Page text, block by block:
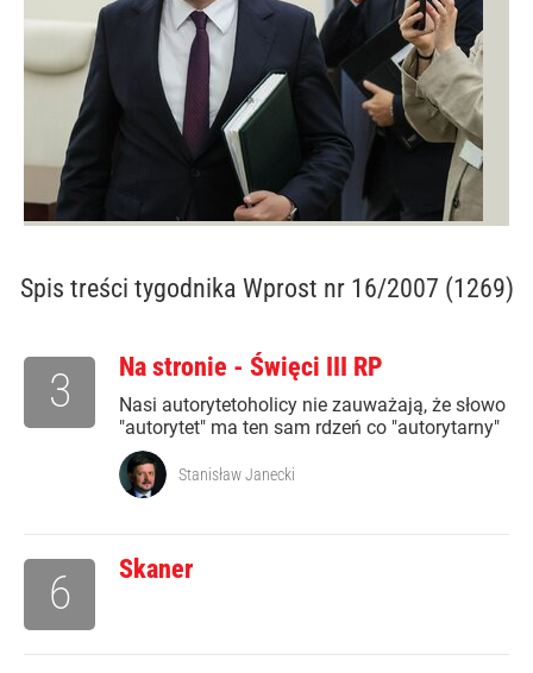
Spis treści tygodnika Wprost nr 16/2007 (1269)
Na stronie - Święci III RP
Nasi autorytetoholicy nie zauważają, że słowo
"autorytet" ma ten sam rdzeń co "autorytarny"
3
Stanisław Janecki
Skaner
6